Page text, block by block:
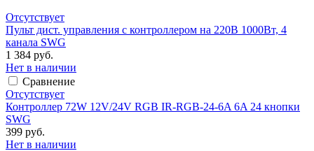
Отсутствует
Пульт дист. управления с контроллером на 220В 1000Вт, 4
канала SWG
1 384 руб.
Нет в наличии
Сравнение
Отсутствует
Контроллер 72W 12V/24V RGB IR-RGB-24-6A 6A 24 кнопки
SWG
399 руб.
Нет в наличии